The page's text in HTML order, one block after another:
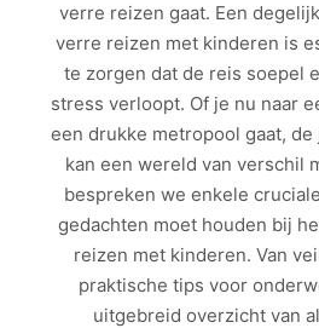
verre reizen gaat. Een
verre reizen met kinderen is
te zorgen dat de reis soepel
stress verloopt. Of je nu naar
een drukke metropool gaat,
kan een wereld van verschil
bespreken we enkele
gedachten moet houden bij
reizen met kinderen. Van
praktische tips voor
uitgebreid overzicht van